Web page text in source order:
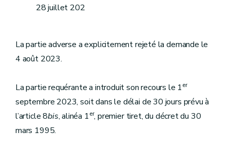
28 juillet 202
La partie adverse a explicitement rejeté la demande le
4 août 2023.
La partie requérante a introduit son recours le 1er
septembre 2023, soit dans le délai de 30 jours prévu à
l’article 8bis, alinéa 1er, premier tiret, du décret du 30
mars 1995.